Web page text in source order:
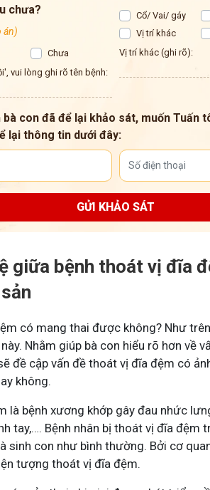
chưa?
án)
Chưa
vui lòng ghi rõ tên bệnh:
Cổ/ Vai/ gáy
Vị trí khác
Vị trí khác (ghi rõ):
bà con đã để lại khảo sát, muốn Tuấn
lại thông tin dưới đây:
GỬI KHẢO SÁT
giữa bệnh thoát vị đĩa
có mang thai được không? Như
Nhằm giúp bà con hiểu rõ hơn về
đề cập vấn đề thoát vị đĩa đệm có
không.
là bệnh xương khớp gây đau nhức
tay,…. Bệnh nhân bị thoát vị đĩa đệm
sinh con như bình thường. Bởi cơ
tượng thoát vị đĩa đệm.